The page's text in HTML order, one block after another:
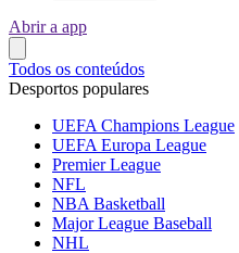
Abrir a app
Todos os conteúdos
Desportos populares
UEFA Champions League
UEFA Europa League
Premier League
NFL
NBA Basketball
Major League Baseball
NHL